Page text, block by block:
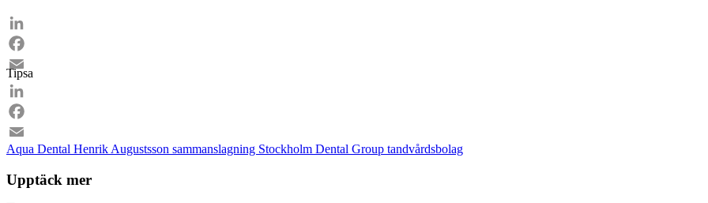
LinkedIn
Facebook
Email
Tipsa
LinkedIn
Facebook
Email
Aqua Dental Henrik Augustsson sammanslagning Stockholm Dental Group tandvårdsbolag
Upptäck mer